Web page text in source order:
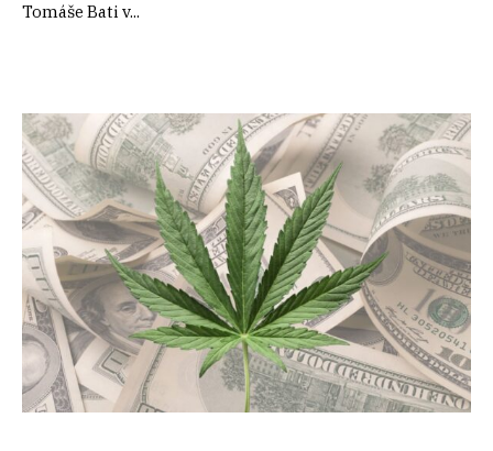
Tomáše Bati v...